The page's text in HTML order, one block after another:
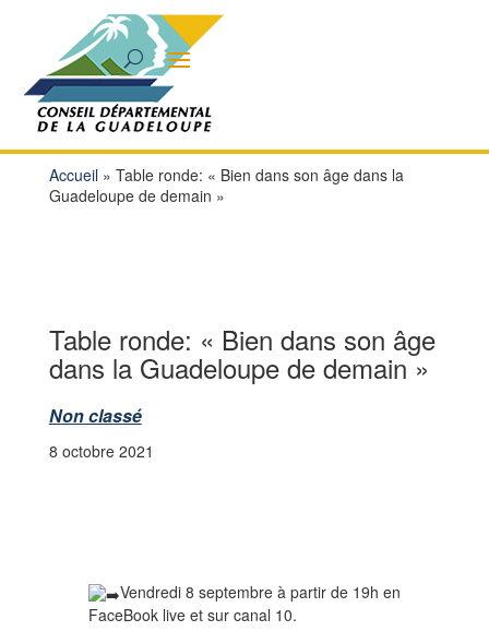
Accueil» Table ronde: « Bien dans son âge dans la
Guadeloupe de demain »
Table ronde: « Bien dans son âge
dans la Guadeloupe de demain »
Non classé
8 octobre 2021
Vendredi 8 septembre à partir de 19h en
FaceBook live et sur canal 10.